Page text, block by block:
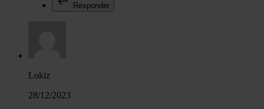
Responder
Lokiz
28/12/2023